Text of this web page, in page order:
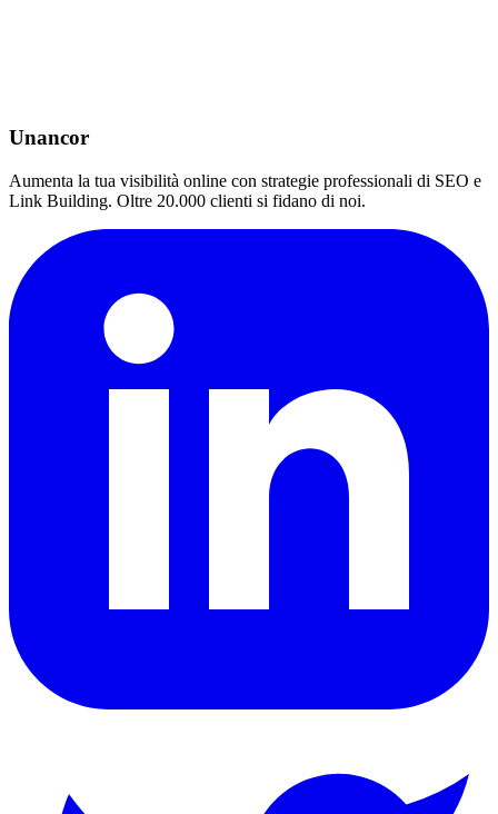
Unancor
Aumenta la tua visibilità online con strategie professionali di SEO e
Link Building. Oltre 20.000 clienti si fidano di noi.